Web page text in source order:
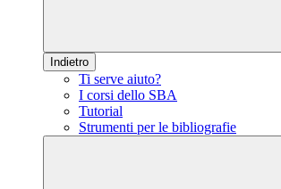
Indietro
Ti serve aiuto?
I corsi dello SBA
Tutorial
Strumenti per le bibliografie